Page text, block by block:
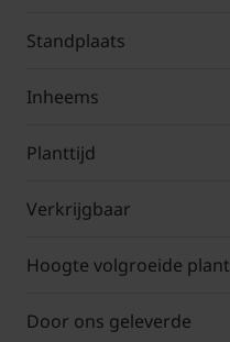
Standplaats
Inheems
Planttijd
Verkrijgbaar
Hoogte volgroeide plant
Door ons geleverde